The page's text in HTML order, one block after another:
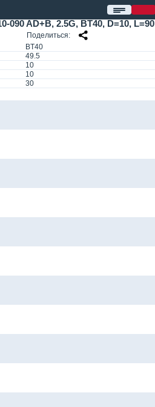
AD+B, 2.5G, BT40, D=10, L=90
Поделиться
BT40
49.5
10
10
30